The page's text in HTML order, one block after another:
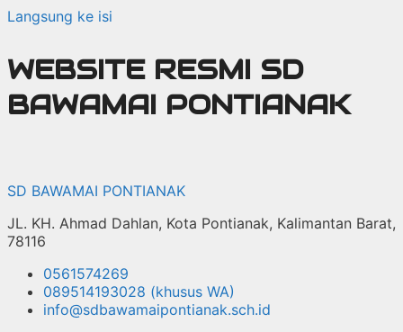
Langsung ke isi
WEBSITE RESMI SD
BAWAMAI PONTIANAK
SD BAWAMAI PONTIANAK
JL. KH. Ahmad Dahlan, Kota Pontianak, Kalimantan Barat,
78116
0561574269
089514193028 (khusus WA)
info@sdbawamaipontianak.sch.id